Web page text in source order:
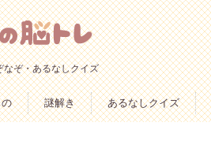
なぞ・あるなしクイズ
謎解き あるなしクイズ